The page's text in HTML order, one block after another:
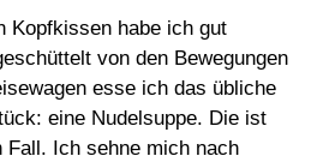
Kopfkissen habe ich gut
von den Bewegungen
esse ich das übliche
eine Nudelsuppe. Die ist
Fall. Ich sehne mich nach